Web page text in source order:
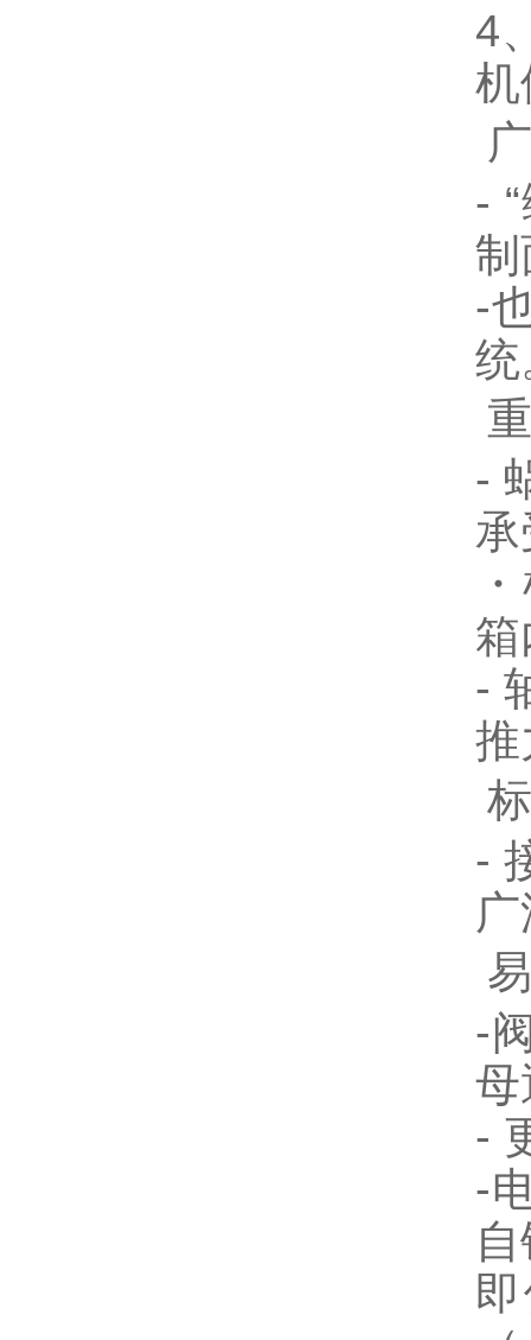
4
机
-
制
-
统
-
-
推
-
-
母
-
-